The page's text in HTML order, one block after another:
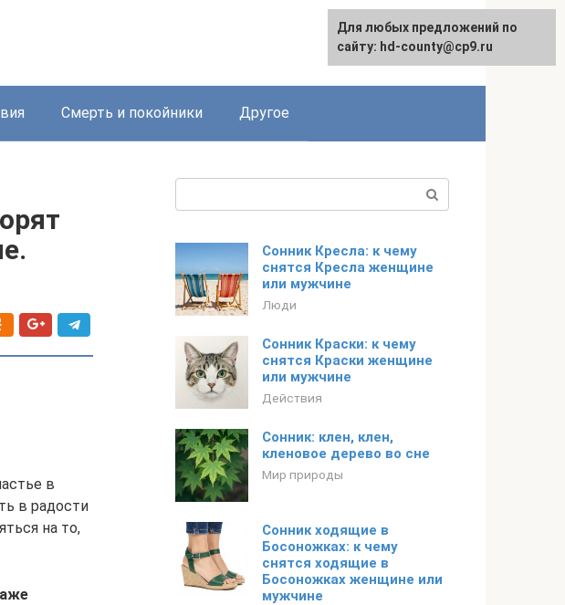
Смерть и покойники Другое
в
в радости
на то,
Сонник Кресла: к чему
снятся Кресла женщине
или мужчине
Люди
Сонник Краски: к чему
снятся Краски женщине
или мужчине
Действия
Сонник: клен, клен,
кленовое дерево во сне
Мир природы
Сонник ходящие в
Босоножках: к чему
снятся ходящие в
Босоножках женщине или
мужчине
Для любых предложений по
сайту: hd-county@cp9.ru